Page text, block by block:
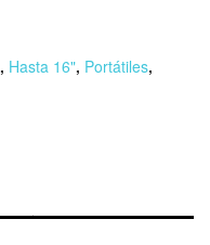
, Hasta 16", Portátiles,